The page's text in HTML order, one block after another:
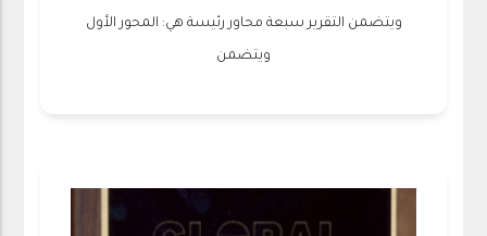
ويتضمن التقرير سبعة محاور رئيسة هي: المحور الأول
ويتضمن